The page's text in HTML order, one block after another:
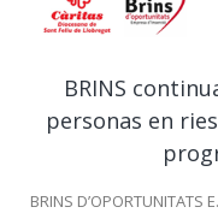
BRINS
personas en
BRINS